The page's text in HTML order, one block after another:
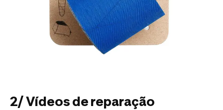
2/ Vídeos de reparação